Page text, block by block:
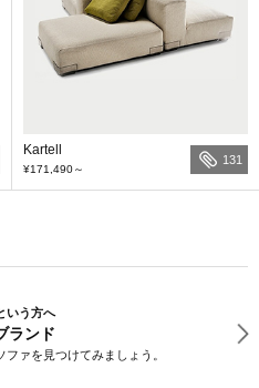
Kartell
¥171,490～
131
いう方へ
ランド
ァを見つけてみましょう。